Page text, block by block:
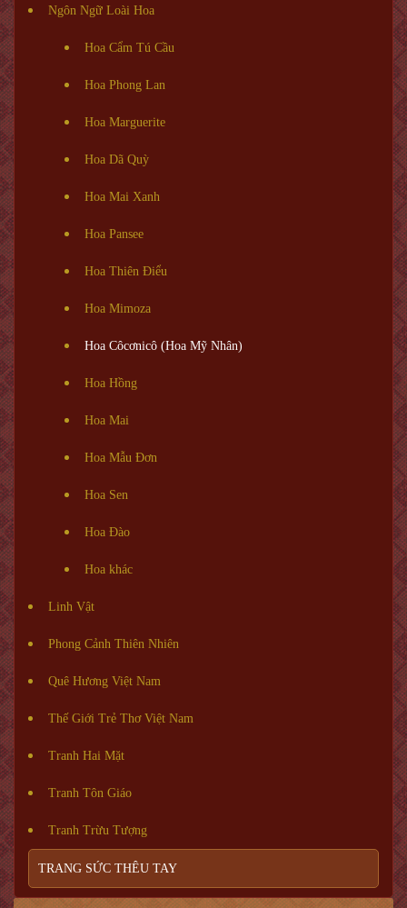
Ngôn Ngữ Loài Hoa
Hoa Cẩm Tú Cầu
Hoa Phong Lan
Hoa Marguerite
Hoa Dã Quỳ
Hoa Mai Xanh
Hoa Pansee
Hoa Thiên Điểu
Hoa Mimoza
Hoa Côcơnicô (Hoa Mỹ Nhân)
Hoa Hồng
Hoa Mai
Hoa Mẫu Đơn
Hoa Sen
Hoa Đào
Hoa khác
Linh Vật
Phong Cảnh Thiên Nhiên
Quê Hương Việt Nam
Thế Giới Trẻ Thơ Việt Nam
Tranh Hai Mặt
Tranh Tôn Giáo
Tranh Trừu Tượng
TRANG SỨC THÊU TAY